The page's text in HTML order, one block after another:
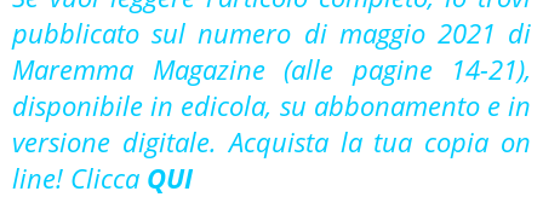
pubblicato sul numero di maggio 2021 di
Maremma Magazine (alle pagine 14-21),
disponibile in edicola, su abbonamento e in
versione digitale. Acquista la tua copia on
line! Clicca QUI